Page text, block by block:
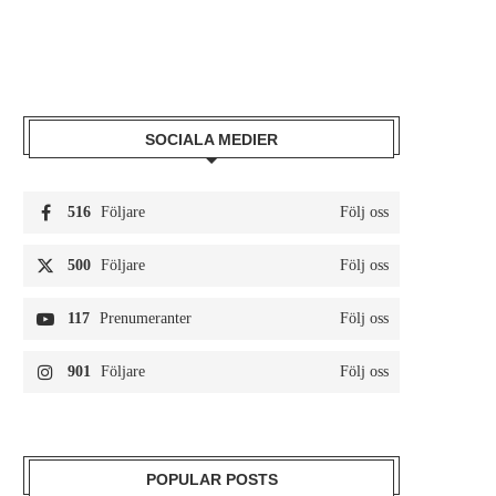
SOCIALA MEDIER
516 Följare Följ oss
500 Följare Följ oss
117 Prenumeranter Följ oss
901 Följare Följ oss
POPULAR POSTS